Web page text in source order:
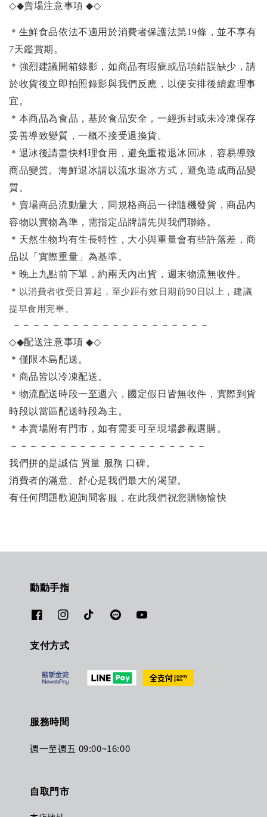
◇◆賣場注意事項◆◇
＊生鮮食品依法不適用於消費者保護法第19條，並不享有
7天鑑賞期。
＊強烈建議開箱錄影，如商品有瑕疵或品項錯誤缺少，請
於收貨後立即拍照錄影與我們反應，以便安排後續處理事
宜。
＊本商品為食品，基於食品安全，一經拆封或未冷凍保存
妥善導致變質，一概不接受退換貨。
＊退冰後請盡快料理食用，避免重複退冰回冰，容易導致
商品變質。海鮮退冰請以流水退冰方式，避免造成商品變
質。
＊賣場商品流動量大，同規格商品一律隨機發貨，商品內
容物以實物為準，需指定品牌請先與我們聯絡。
＊天然生物均有生長特性，大小與重量會有些許落差，商
品以「實際重量」為基準。
＊晚上九點前下單，約兩天內出貨，週末物流無收件。
＊ 以消費者收受日算起，至少距有效日期前90日以上，建議
提早食用完畢。
－－－－－－－－－－－－－－－－－－－－
◇◆配送注意事項◆◇
＊僅限本島配送。
＊商品皆以冷凍配送。
＊物流配送時段一至週六，國定假日皆無收件，實際到貨
時段以當區配送時段為主。
＊本賣場附有門市，如有需要可至現場參觀選購。
－－－－－－－－－－－－－－－－－－－－
我們拼的是誠信 質量 服務 口碑。
消費者的滿意、舒心是我們最大的渴望。
有任何問題歡迎詢問客服，在此我們祝您購物愉快
動動手指
支付方式
服務時間
週一至週五 09:00~16:00
自取門市